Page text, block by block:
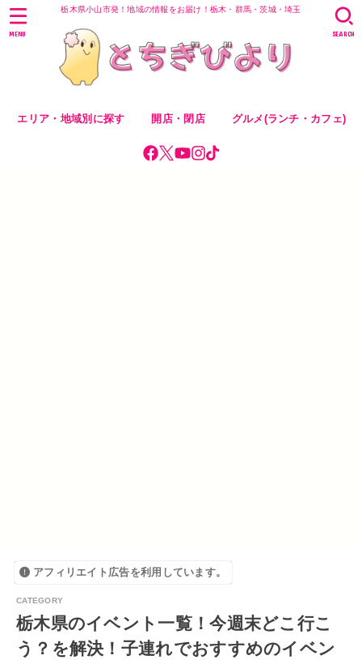
栃木県小山市発！地域の情報をお届け！栃木・群馬・茨城・埼玉
エリア・地域別に探す 開店・閉店 グルメ(ランチ・カフェ)
SEARCH
MENU
アフィリエイト広告を利用しています。
栃木県のイベント一覧！今週末どこ行こ
う？を解決！子連れでおすすめのイベン